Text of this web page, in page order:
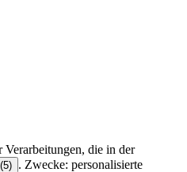
die in der
. Zwecke: personalisierte